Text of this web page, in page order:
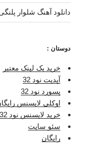
دانلود آهنگ شلوار
دوستان :
خرید بک لینک معتبر
آپدیت نود 32
پسورد نود 32
اوکلی لایسنس رایگان
خرید لایسنس نود 32
سئو سایت
رایگان